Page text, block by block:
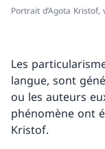
Portrait d’Agota
Les
langue, sont
ou les auteurs
phénomène ont
Kristof.